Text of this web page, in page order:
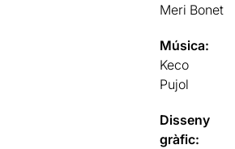
Meri Bonet
Música:
Keco
Pujol
Disseny
gràfic: